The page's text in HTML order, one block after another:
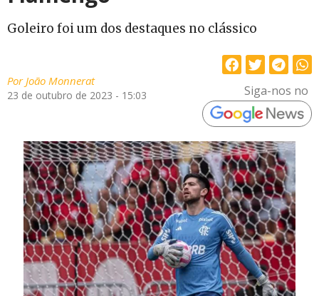
Goleiro foi um dos destaques no clássico
PorJoão Monnerat
23 de outubro de 2023 - 15:03 Siga-nos no